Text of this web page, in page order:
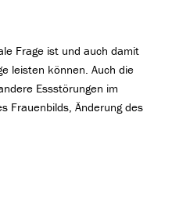
Frage ist und auch damit
leisten können. Auch die
Essstörungen im
Frauenbilds, Änderung des